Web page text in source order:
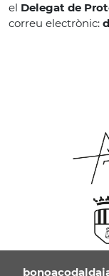
el Delegat de
correu electrònic: